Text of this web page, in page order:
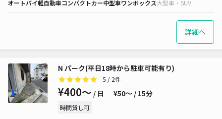
オートバイ軽自動車コンパクトカー中型車ワンボックス大型車・SUV
詳細へ
N パーク(平日18時から駐車可能有り)
5 / 2件
¥400〜 / 日 ¥50〜 / 15分
時間貸し可